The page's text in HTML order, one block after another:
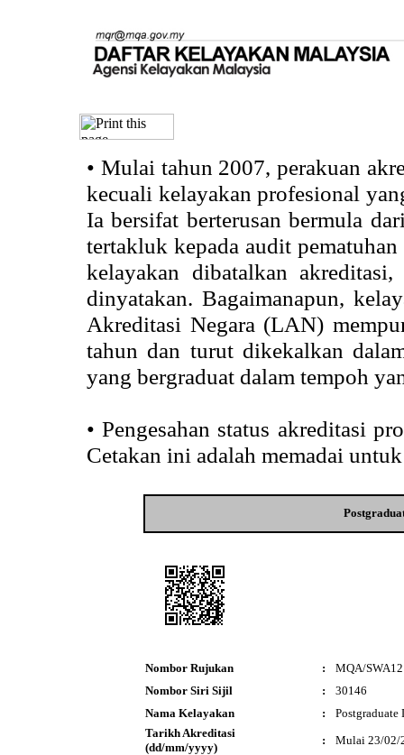
• Mulai tahun 2007, perakuan
kecuali kelayakan profesional
Ia bersifat berterusan bermula
tertakluk kepada audit
kelayakan dibatalkan
dinyatakan. Bagaimanapun,
Akreditasi Negara (LAN)
tahun dan turut dikekalkan
yang bergraduat dalam tempoh
• Pengesahan status akreditasi
Cetakan ini adalah memadai
Nombor Rujukan :
MQA/
Nombor Siri Sijil
:
30146
Nama Kelayakan
:
Tarikh Akreditasi
(dd/mm/yyyy)
:
Mulai 23/02/